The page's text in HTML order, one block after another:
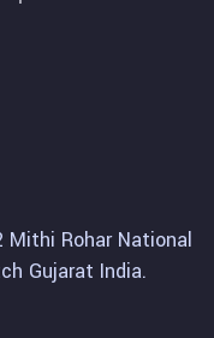
Mithi Rohar National
Gujarat India.